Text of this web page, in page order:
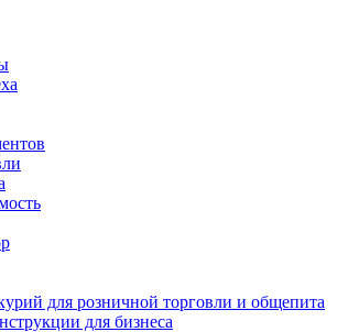
для розничной торговли и общепита
для бизнеса